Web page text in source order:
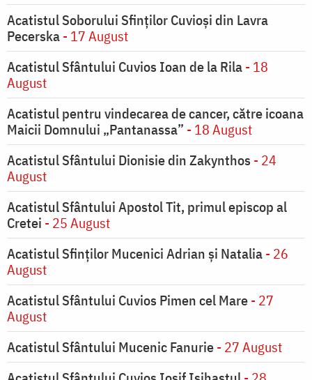
Acatistul Soborului Sfinților Cuvioși din Lavra
Pecerska- 17 August
Acatistul Sfântului Cuvios Ioan de la Rila- 18
August
Acatistul pentru vindecarea de cancer, către icoana
Maicii Domnului „Pantanassa” - 18 August
Acatistul Sfântului Dionisie din Zakynthos - 24
August
Acatistul Sfântului Apostol Tit, primul episcop al
Cretei - 25 August
Acatistul Sfinților Mucenici Adrian și Natalia- 26
August
Acatistul Sfântului Cuvios Pimen cel Mare- 27
August
Acatistul Sfântului Mucenic Fanurie- 27 August